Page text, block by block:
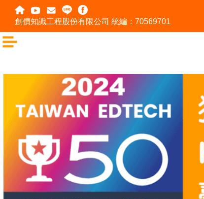
創價知識工程股份有限公司 統編：70569701